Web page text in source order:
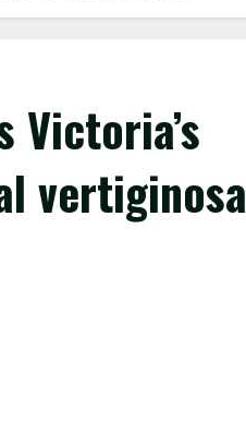
Victoria’s
vertiginosa